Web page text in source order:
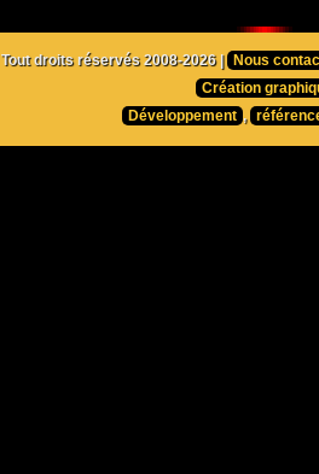
Tout droits réservés 2008-2026 |
Nous
Création
Développement ,